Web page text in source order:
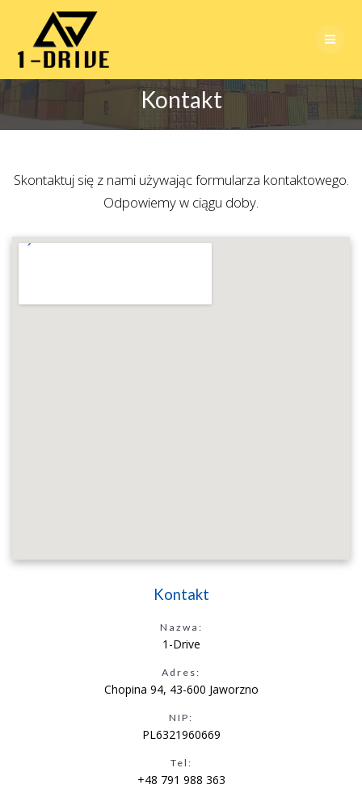
Kontakt
Skontaktuj się z nami używając formularza kontaktowego.
Odpowiemy w ciągu doby.
Kontakt
Nazwa:
1-Drive
Adres:
Chopina 94, 43-600 Jaworzno
NIP:
PL6321960669
Tel:
+48 791 988 363